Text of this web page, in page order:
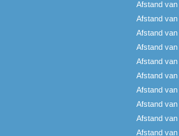
Afstand van
Afstand van
Afstand van
Afstand van
Afstand van
Afstand van
Afstand van
Afstand van
Afstand van
Afstand van